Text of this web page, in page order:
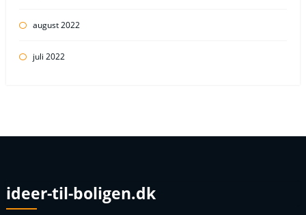
august 2022
juli 2022
ideer-til-boligen.dk